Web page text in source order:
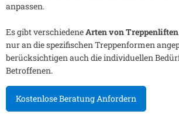
anpassen.
Es gibt verschiedeneArten von Treppenliften
nur an die spezifischen Treppenformen
berücksichtigen auch die individuellen
Betroffenen.
Kostenlose Beratung Anfordern